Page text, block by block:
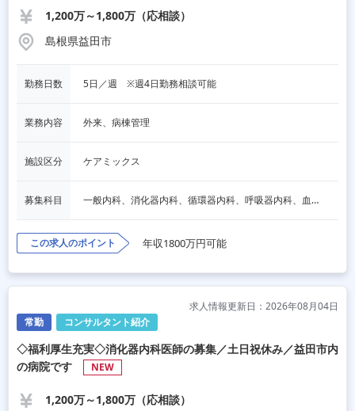
1,200万～1,800万（応相談）
島根県益田市
勤務日数 5日／週　※週4日勤務相談可能
業務内容 外来、病棟管理
施設区分 ケアミックス
募集科目 一般内科、消化器内科、循環器内科、呼吸器内科、血液内科、脳神経内科、内分泌内科、老人内科、一般外科、消化器外科、その他
この求人のポイント 年収1800万円可能
常勤 コンサルタント紹介
求人情報更新日：2026年08月04日
◇福利厚生充実◇消化器内科医師の募集／土日祝休み／益田市内
の病院です
NEW
1,200万～1,800万（応相談）